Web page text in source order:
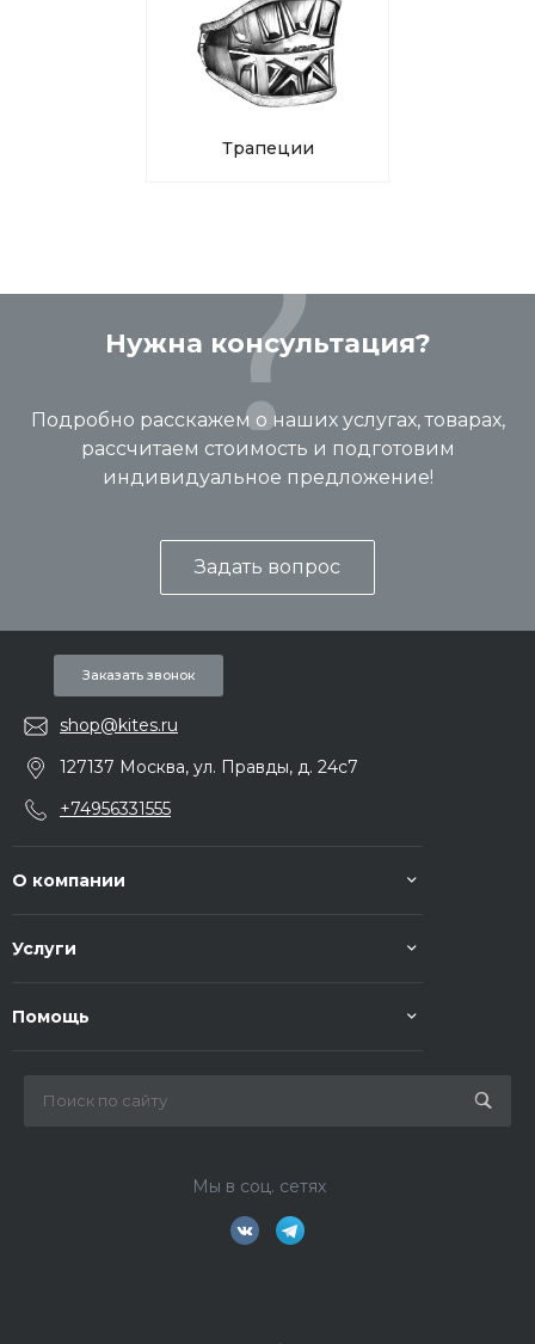
Трапеции
Нужна консультация?
Подробно расскажем о наших услугах, товарах,
рассчитаем стоимость и подготовим
индивидуальное предложение!
Задать вопрос
Заказать звонок
shop@kites.ru
127137 Москва, ул. Правды, д. 24с7
+74956331555
О компании
Услуги
Помощь
Мы в соц. сетях